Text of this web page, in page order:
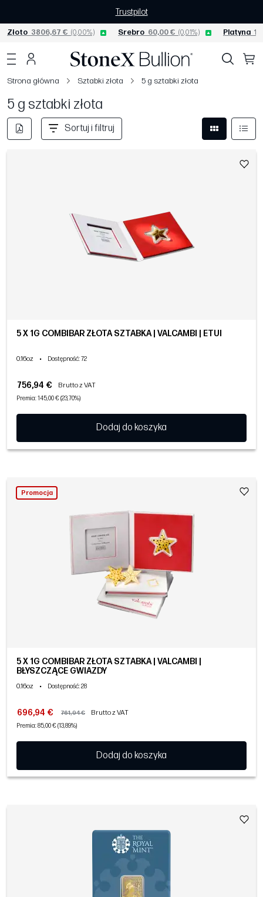
Trustpilot
Złoto 3806,67 € (0,00%) Srebro 60,00 € (0,01%) Platyna
Strona główna Sztabki złota 5 g sztabki złota
5 g sztabki złota
Sortuj i filtruj
5 X 1G COMBIBAR ZŁOTA SZTABKA | VALCAMBI | ETUI
0.16oz • Dostępność: 72
756,94 € Brutto z VAT
Premia: 145,00 € (23,70%)
Dodaj do koszyka
Promocja
5 X 1G COMBIBAR ZŁOTA SZTABKA | VALCAMBI |
BŁYSZCZĄCE GWIAZDY
0.16oz • Dostępność: 28
696,94 € 761,94 € Brutto z VAT
Premia: 85,00 € (13,89%)
Dodaj do koszyka